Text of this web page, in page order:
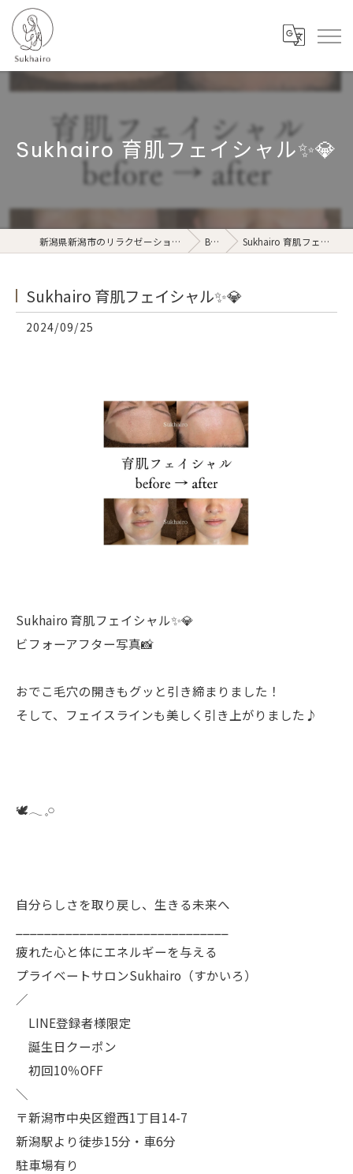
Sukhairo 育肌フェイシャル✨💎
新潟県新潟市のリラクゼーションならSukhairo Blog Sukhairo 育肌フェイシャル✨💎
Sukhairo 育肌フェイシャル✨💎
2024/09/25
Sukhairo 育肌フェイシャル✨💎
ビフォーアフター写真📸
おでこ毛穴の開きもグッと引き締まりました！
そして、フェイスラインも美しく引き上がりました♪
🕊️𓂃 𓈒𓏸
自分らしさを取り戻し、生きる未来へ
疲れた心と体にエネルギーを与える
プライベートサロンSukhairo（すかいろ）
／
LINE登録者様限定
誕生日クーポン
初回10％OFF
＼
〒新潟市中央区鐙西1丁目14-7
新潟駅より徒歩15分・車6分
駐車場有り